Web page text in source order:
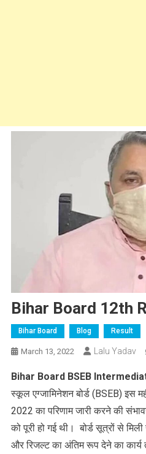
Bihar Board 12th
Bihar Board Blog Result
March 13, 2022 Lalu Yadav
Bihar Board BSEB
स्कूल एग्जामिनेशन बोर्ड (BSEB) इस
2022 का परिणाम जारी करने की
को पूरी हो गई थी। बोर्ड सूत्रों से
और रिजल्ट का अंतिम रूप देने का कार्य